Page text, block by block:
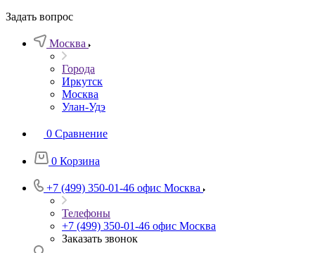
Задать вопрос
Москва
Города
Иркутск
Москва
Улан-Удэ
0 Сравнение
0 Корзина
+7 (499) 350-01-46 офис Москва
Телефоны
+7 (499) 350-01-46 офис Москва
Заказать звонок